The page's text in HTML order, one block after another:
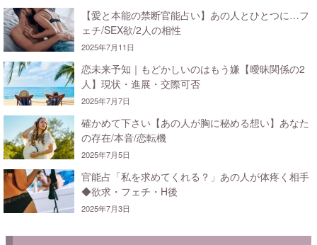
【愛と本能の禁断官能占い】あの人とひとつに…フ
ェチ/SEX欲/2人の相性
2025年7月11日
恋未来予知｜もどかしいのはもう嫌【曖昧関係の2
人】現状・進展・交際可否
2025年7月7日
確かめて下さい【あの人が胸に秘める想い】あなた
の存在/本音/恋転機
2025年7月5日
官能占「私を求めてくれる？」あの人が体疼く相手
◆欲求・フェチ・H後
2025年7月3日